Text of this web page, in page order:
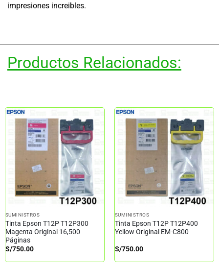
impresiones increibles.
Productos Relacionados:
SUMINISTROS
Tinta Epson T12P T12P300
Magenta Original 16,500
Páginas
S/750.00
SUMINISTROS
Tinta Epson T12P T12P400
Yellow Original EM-C800
S/750.00